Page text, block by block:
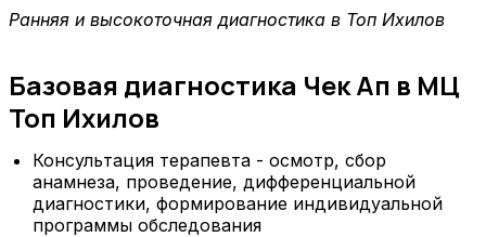
Ранняя и высокоточная диагностика в Топ Ихилов
Базовая диагностика Чек Ап в МЦ
Топ Ихилов
Консультация терапевта - осмотр, сбор
анамнеза, проведение, дифференциальной
диагностики, формирование индивидуальной
программы обследования